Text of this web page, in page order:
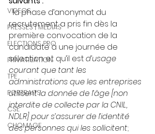
VIDEOS
PRESSES | MEDIAS
ELECTIONS PRO
PRIVATISATION
TPE
PORTRAITS
CSE
CHOMAGE
  la phase d’anonymat du
recrutement a pris fin dès la
première convocation de la
candidate à une journée de
sélection et qu’il est d’usage
courant que tant les
administrations que les entreprises
utilisent la donnée de l’âge [non
interdite de collecte par la CNIL,
NDLR] pour s’assurer de l’identité
des personnes qui les sollicitent;